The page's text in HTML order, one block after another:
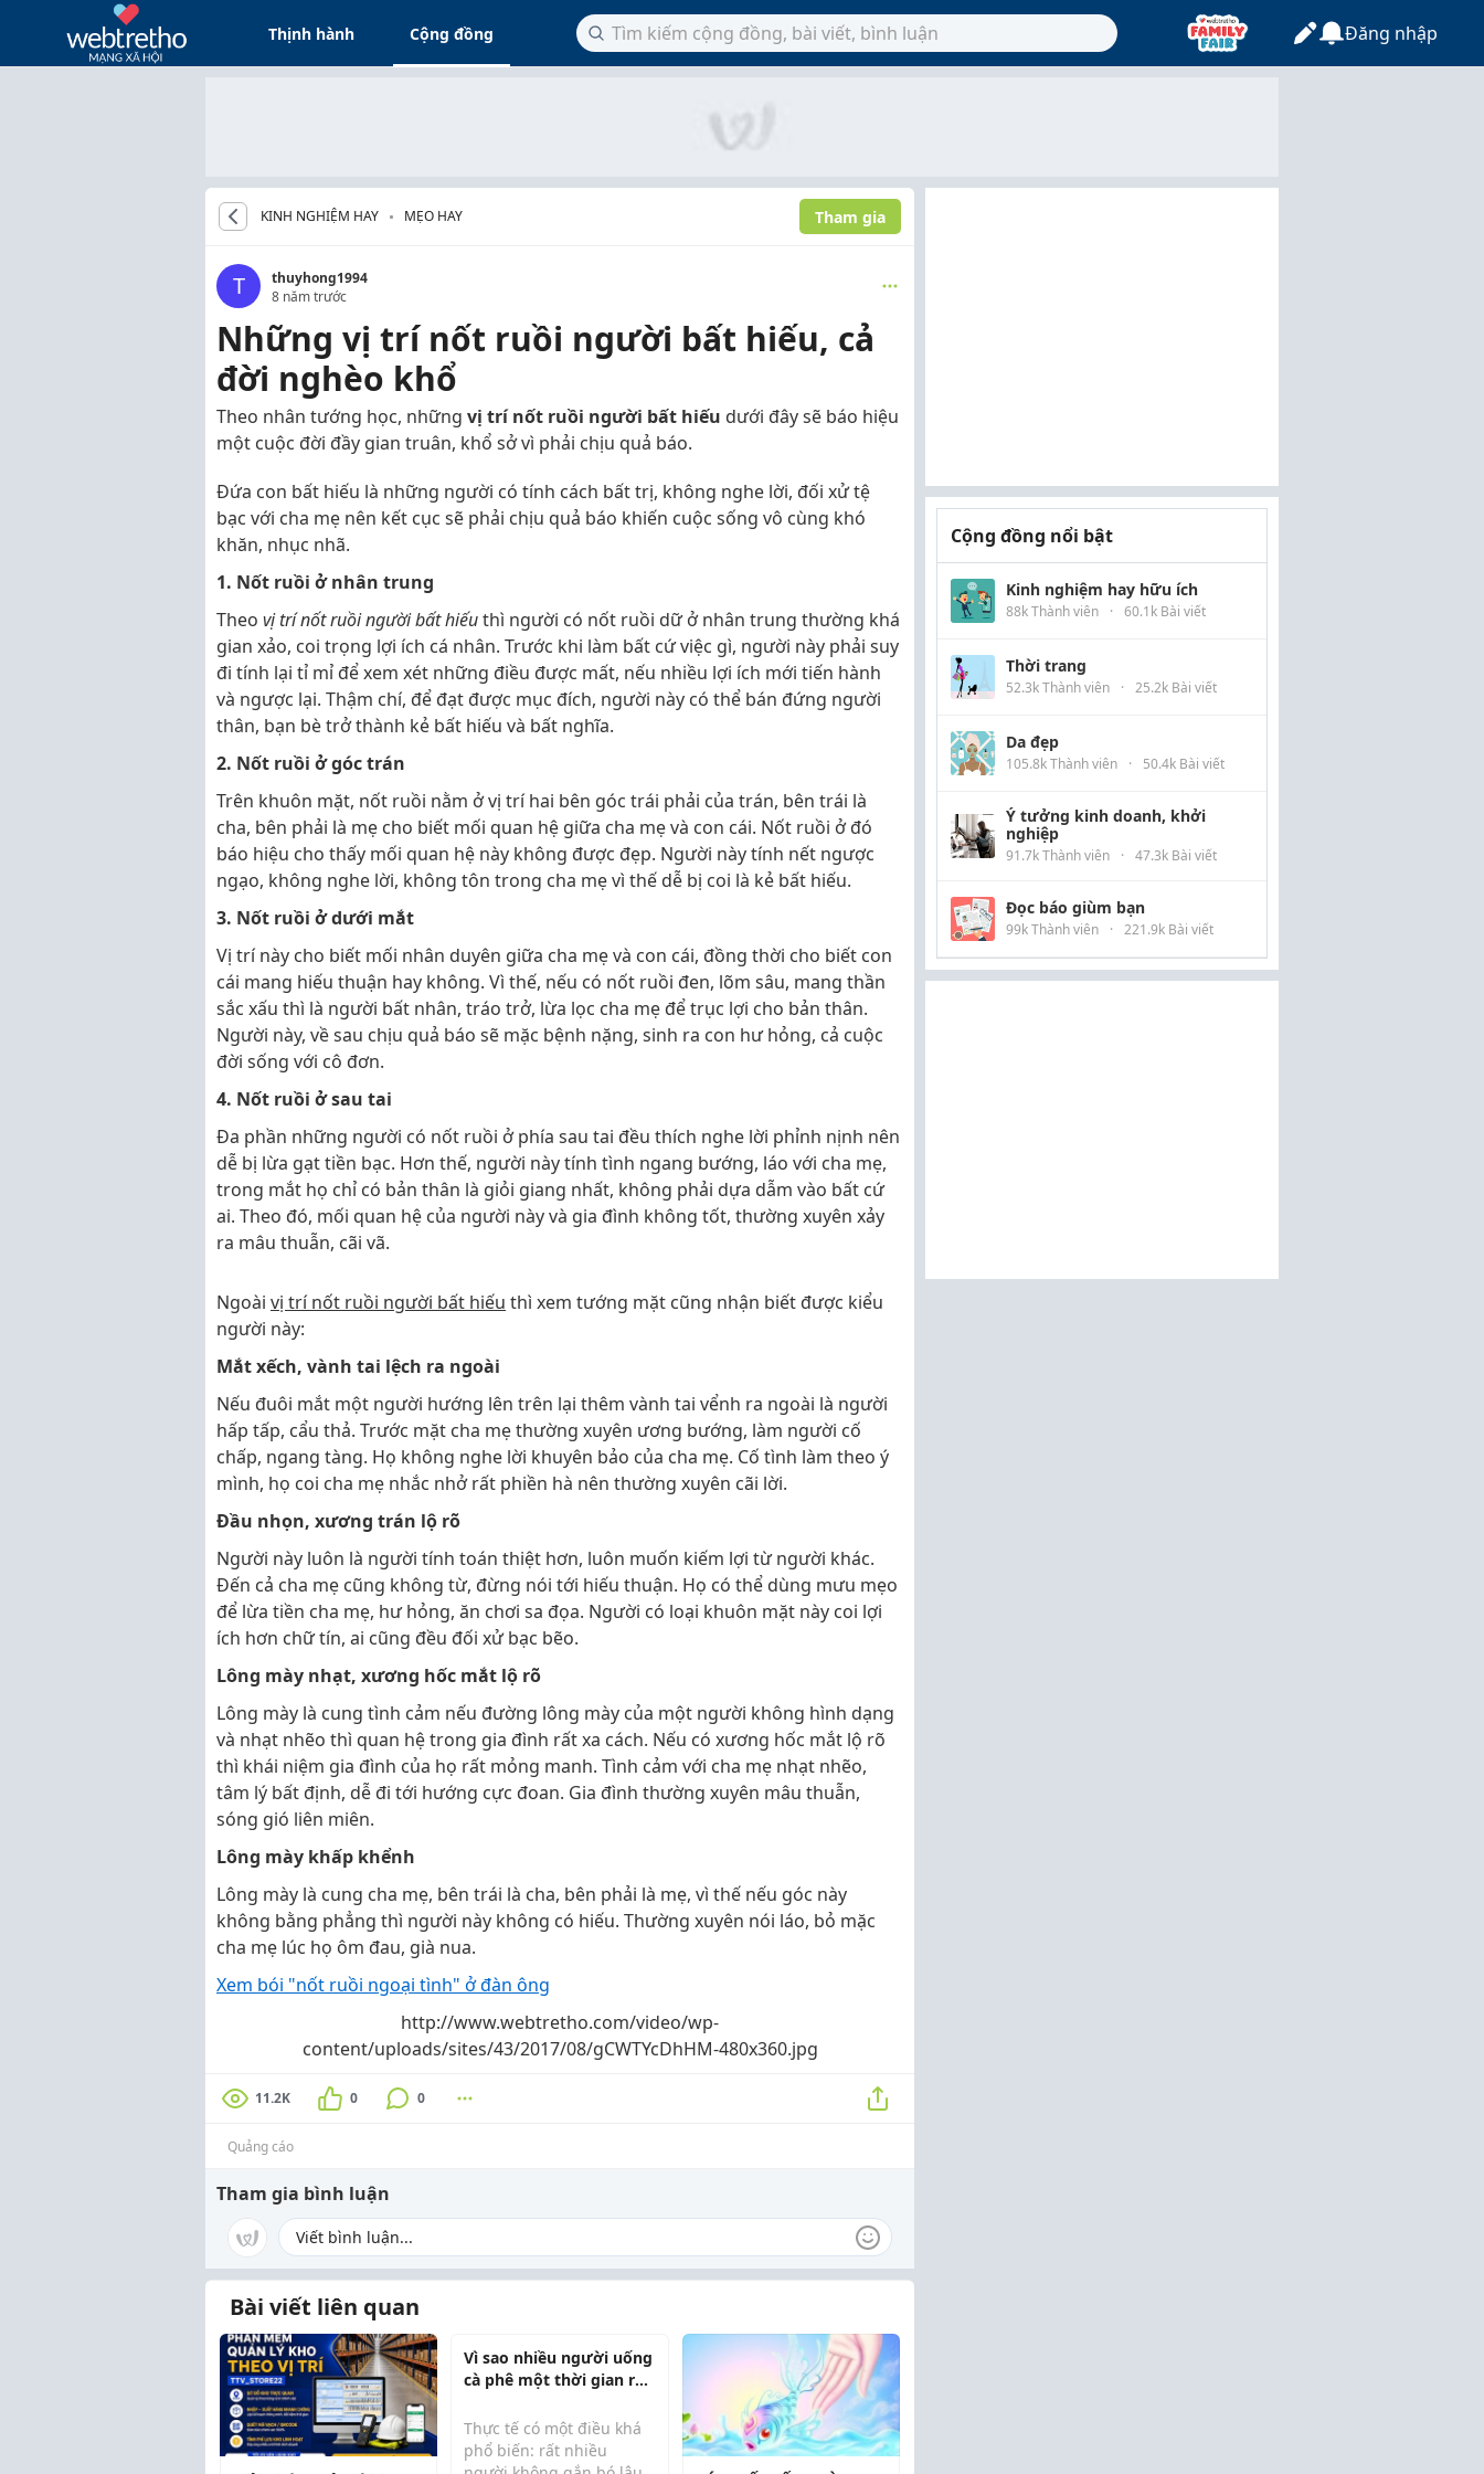
Thịnh hành Cộng đồng Đăng nhập
KINH NGHIỆM HAY MẸO HAY Tham gia
T
thuyhong1994
8 năm trước
Những vị trí nốt ruồi người bất hiếu, cả
đời nghèo khổ
Theo nhân tướng học, những vị trí nốt ruồi người bất hiếu dưới đây sẽ báo hiệu
một cuộc đời đầy gian truân, khổ sở vì phải chịu quả báo.
Đứa con bất hiếu là những người có tính cách bất trị, không nghe lời, đối xử tệ
bạc với cha mẹ nên kết cục sẽ phải chịu quả báo khiến cuộc sống vô cùng khó
khăn, nhục nhã.
1. Nốt ruồi ở nhân trung
Theo vị trí nốt ruồi người bất hiếuthì người có nốt ruồi dữ ở nhân trung thường khá
gian xảo, coi trọng lợi ích cá nhân. Trước khi làm bất cứ việc gì, người này phải suy
đi tính lại tỉ mỉ để xem xét những điều được mất, nếu nhiều lợi ích mới tiến hành
và ngược lại. Thậm chí, để đạt được mục đích, người này có thể bán đứng người
thân, bạn bè trở thành kẻ bất hiếu và bất nghĩa.
2. Nốt ruồi ở góc trán
Trên khuôn mặt, nốt ruồi nằm ở vị trí hai bên góc trái phải của trán, bên trái là
cha, bên phải là mẹ cho biết mối quan hệ giữa cha mẹ và con cái. Nốt ruồi ở đó
báo hiệu cho thấy mối quan hệ này không được đẹp. Người này tính nết ngược
ngạo, không nghe lời, không tôn trong cha mẹ vì thế dễ bị coi là kẻ bất hiếu.
3. Nốt ruồi ở dưới mắt
Vị trí này cho biết mối nhân duyên giữa cha mẹ và con cái, đồng thời cho biết con
cái mang hiếu thuận hay không. Vì thế, nếu có nốt ruồi đen, lõm sâu, mang thần
sắc xấu thì là người bất nhân, tráo trở, lừa lọc cha mẹ để trục lợi cho bản thân.
Người này, về sau chịu quả báo sẽ mặc bệnh nặng, sinh ra con hư hỏng, cả cuộc
đời sống với cô đơn.
4. Nốt ruồi ở sau tai
Đa phần những người có nốt ruồi ở phía sau tai đều thích nghe lời phỉnh nịnh nên
dễ bị lừa gạt tiền bạc. Hơn thế, người này tính tình ngang bướng, láo với cha mẹ,
trong mắt họ chỉ có bản thân là giỏi giang nhất, không phải dựa dẫm vào bất cứ
ai. Theo đó, mối quan hệ của người này và gia đình không tốt, thường xuyên xảy
ra mâu thuẫn, cãi vã.
Ngoài vị trí nốt ruồi người bất hiếu thì xem tướng mặt cũng nhận biết được kiểu
người này:
Mắt xếch, vành tai lệch ra ngoài
Nếu đuôi mắt một người hướng lên trên lại thêm vành tai vểnh ra ngoài là người
hấp tấp, cẩu thả. Trước mặt cha mẹ thường xuyên ương bướng, làm người cố
chấp, ngang tàng. Họ không nghe lời khuyên bảo của cha mẹ. Cố tình làm theo ý
mình, họ coi cha mẹ nhắc nhở rất phiền hà nên thường xuyên cãi lời.
Đầu nhọn, xương trán lộ rõ
Người này luôn là người tính toán thiệt hơn, luôn muốn kiếm lợi từ người khác.
Đến cả cha mẹ cũng không từ, đừng nói tới hiếu thuận. Họ có thể dùng mưu mẹo
để lừa tiền cha mẹ, hư hỏng, ăn chơi sa đọa. Người có loại khuôn mặt này coi lợi
ích hơn chữ tín, ai cũng đều đối xử bạc bẽo.
Lông mày nhạt, xương hốc mắt lộ rõ
Lông mày là cung tình cảm nếu đường lông mày của một người không hình dạng
và nhạt nhẽo thì quan hệ trong gia đình rất xa cách. Nếu có xương hốc mắt lộ rõ
thì khái niệm gia đình của họ rất mỏng manh. Tình cảm với cha mẹ nhạt nhẽo,
tâm lý bất định, dễ đi tới hướng cực đoan. Gia đình thường xuyên mâu thuẫn,
sóng gió liên miên.
Lông mày khấp khểnh
Lông mày là cung cha mẹ, bên trái là cha, bên phải là mẹ, vì thế nếu góc này
không bằng phẳng thì người này không có hiếu. Thường xuyên nói láo, bỏ mặc
cha mẹ lúc họ ôm đau, già nua.
Xem bói "nốt ruồi ngoại tình" ở đàn ông
http://www.webtretho.com/video/wp-
content/uploads/sites/43/2017/08/gCWTYcDhHM-480x360.jpg
11.2K 0 0
Quảng cáo
Tham gia bình luận
Bài viết liên quan
Vì sao nhiều người uống
cà phê một thời gian rồi
Thực tế có một điều khá
phổ biến: rất nhiều
Cộng đồng nổi bật
Kinh nghiệm hay hữu ích
88k Thành viên · 60.1k Bài viết
Thời trang
52.3k Thành viên · 25.2k Bài viết
Da đẹp
105.8k Thành viên · 50.4k Bài viết
Ý tưởng kinh doanh, khởi
nghiệp
91.7k Thành viên · 47.3k Bài viết
Đọc báo giùm bạn
99k Thành viên · 221.9k Bài viết